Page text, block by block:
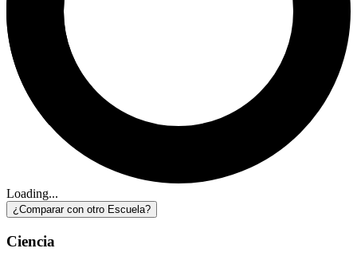
Loading...
¿Comparar con otro Escuela?
Ciencia